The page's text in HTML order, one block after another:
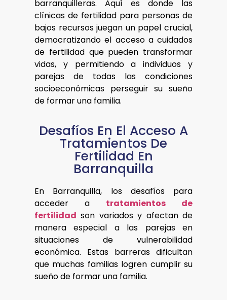
barranquilleras. Aquí es donde las
clínicas de fertilidad para personas de
bajos recursos juegan un papel crucial,
democratizando el acceso a cuidados
de fertilidad que pueden transformar
vidas, y permitiendo a individuos y
parejas de todas las condiciones
socioeconómicas perseguir su sueño
de formar una familia.
Desafíos En El Acceso A
Tratamientos De
Fertilidad En
Barranquilla
En Barranquilla, los desafíos para
acceder a tratamientos de
fertilidad son variados y afectan de
manera especial a las parejas en
situaciones de vulnerabilidad
económica. Estas barreras dificultan
que muchas familias logren cumplir su
sueño de formar una familia.